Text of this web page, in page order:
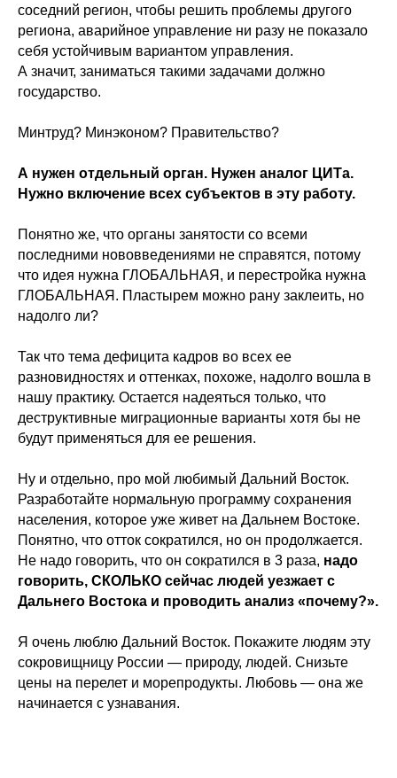
соседний регион, чтобы решить проблемы другого
региона, аварийное управление ни разу не показало
себя устойчивым вариантом управления.
А значит, заниматься такими задачами должно
государство.
Минтруд? Минэконом? Правительство?
А нужен отдельный орган. Нужен аналог ЦИТа.
Нужно включение всех субъектов в эту работу.
Понятно же, что органы занятости со всеми
последними нововведениями не справятся, потому
что идея нужна ГЛОБАЛЬНАЯ, и перестройка нужна
ГЛОБАЛЬНАЯ. Пластырем можно рану заклеить, но
надолго ли?
Так что тема дефицита кадров во всех ее
разновидностях и оттенках, похоже, надолго вошла в
нашу практику. Остается надеяться только, что
деструктивные миграционные варианты хотя бы не
будут применяться для ее решения.
Ну и отдельно, про мой любимый Дальний Восток.
Разработайте нормальную программу сохранения
населения, которое уже живет на Дальнем Востоке.
Понятно, что отток сократился, но он продолжается.
Не надо говорить, что он сократился в 3 раза, надо
говорить, СКОЛЬКО сейчас людей уезжает с
Дальнего Востока и проводить анализ «почему?».
Я очень люблю Дальний Восток. Покажите людям эту
сокровищницу России — природу, людей. Снизьте
цены на перелет и морепродукты. Любовь — она же
начинается с узнавания.